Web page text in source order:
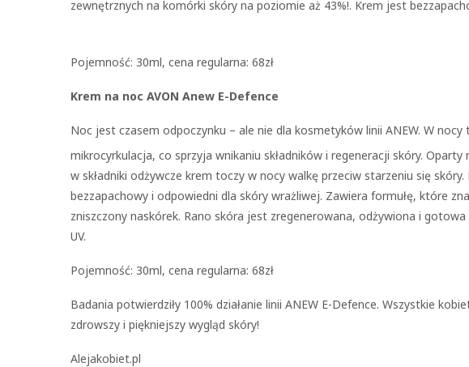
zewnętrznych na komórki skóry na poziomie aż 43%!. Krem jest
Pojemność: 30ml, cena regularna: 68zł
Krem na noc AVON Anew E-Defence
Noc jest czasem odpoczynku – ale nie dla kosmetyków linii ANEW. W
mikrocyrkulacja, co sprzyja wnikaniu składników i regeneracji skóry.
w składniki odżywcze krem toczy w nocy walkę przeciw starzeniu się
bezzapachowy i odpowiedni dla skóry wrażliwej. Zawiera formułę, które
zniszczony naskórek. Rano skóra jest zregenerowana, odżywiona i
UV.
Pojemność: 30ml, cena regularna: 68zł
Badania potwierdziły 100% działanie linii ANEW E-Defence. Wszystkie
zdrowszy i piękniejszy wygląd skóry!
Alejakobiet.pl